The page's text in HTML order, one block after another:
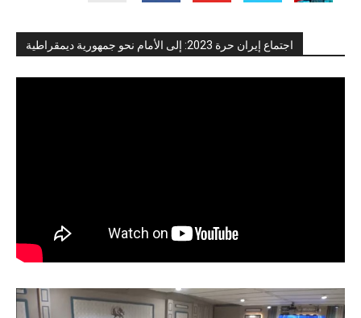
اجتماع إيران حرة 2023: إلى الأمام نحو جمهورية ديمقراطية